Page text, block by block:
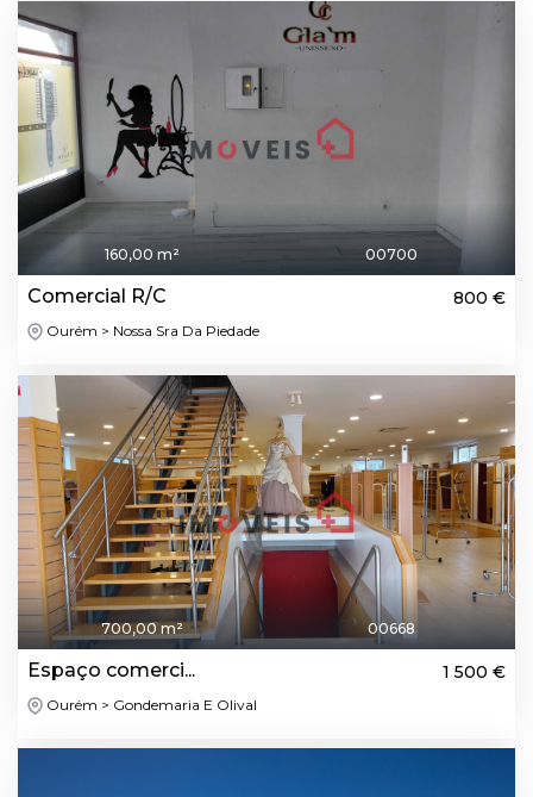
160,00 m² 00700
Comercial R/C 800 €
Ourém > Nossa Sra Da Piedade
700,00 m² 00668
Espaço comerci... 1 500 €
Ourém > Gondemaria E Olival